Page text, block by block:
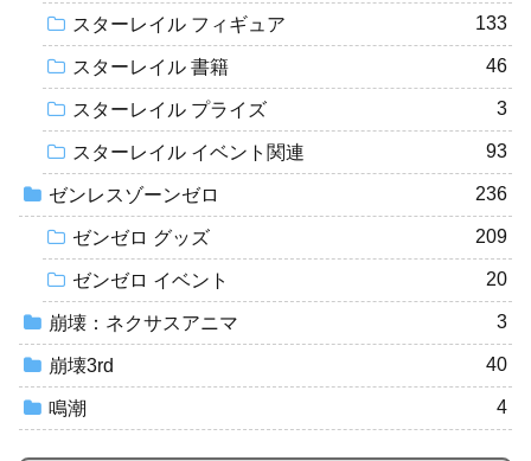
スターレイル フィギュア 133
スターレイル 書籍 46
スターレイル プライズ 3
スターレイル イベント関連 93
ゼンレスゾーンゼロ 236
ゼンゼロ グッズ 209
ゼンゼロ イベント 20
崩壊：ネクサスアニマ 3
崩壊3rd 40
鳴潮 4